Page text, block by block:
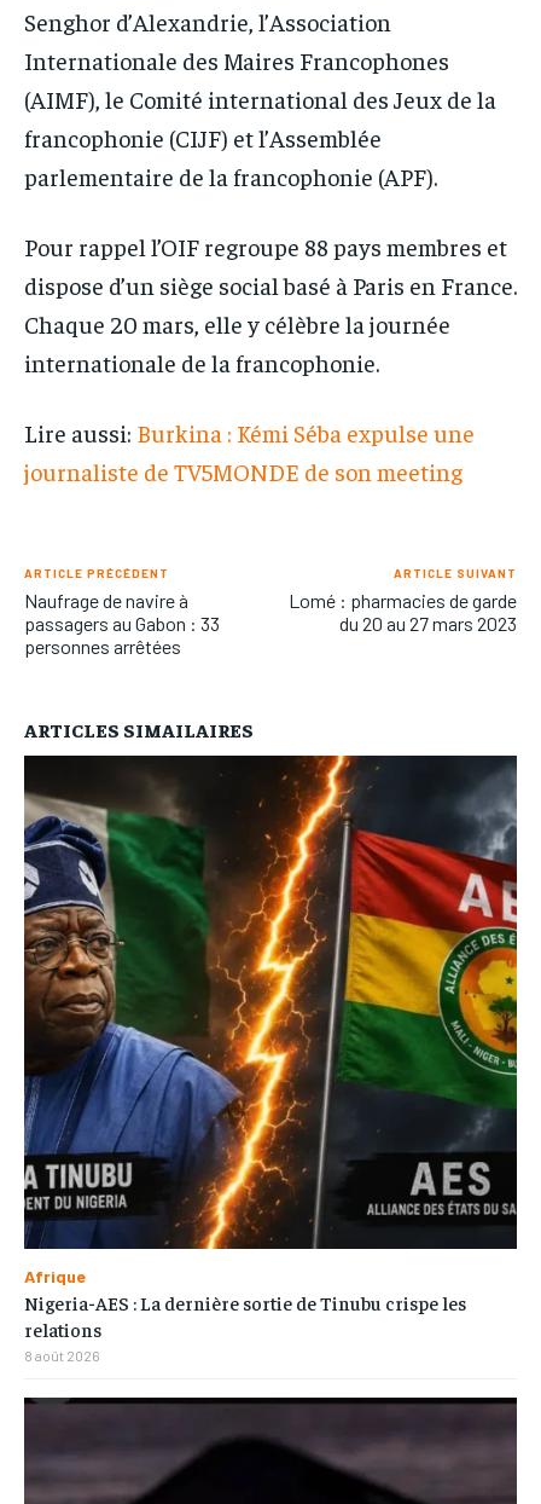
Senghor d’Alexandrie, l’Association
Internationale des Maires Francophones
(AIMF), le Comité international des Jeux de la
francophonie (CIJF) et l’Assemblée
parlementaire de la francophonie (APF).
Pour rappel l’OIF regroupe 88 pays membres et
dispose d’un siège social basé à Paris en France.
Chaque 20 mars, elle y célèbre la journée
internationale de la francophonie.
Lire aussi: Burkina : Kémi Séba expulse une
journaliste de TV5MONDE de son meeting
ARTICLE PRÉCÉDENT
Naufrage de navire à
passagers au Gabon : 33
personnes arrêtées
ARTICLE SUIVANT
Lomé : pharmacies de garde
du 20 au 27 mars 2023
ARTICLES SIMAILAIRES
Afrique
Nigeria-AES : La dernière sortie de Tinubu crispe les
relations
8 août 2026